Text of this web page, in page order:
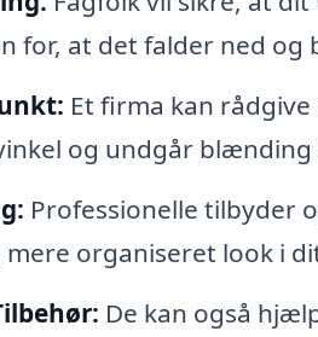
for, at det falder ned og
Et firma kan
og undgår
Professionelle tilbyder
organiseret look i
De kan også